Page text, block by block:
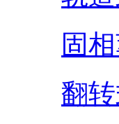
固
翻